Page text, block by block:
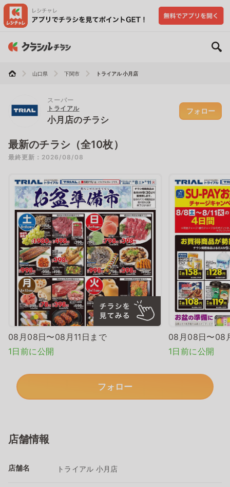
山口県 下関市 トライアル 小月店
スーパー
トライアル
小月店のチラシ
フォロー
最新のチラシ（全10枚）
最終更新：2026/08/08
08月08日〜08月11日まで
1日前に公開
08月08日〜08
1日前に公開
フォロー
店舗情報
店舗名 トライアル 小月店